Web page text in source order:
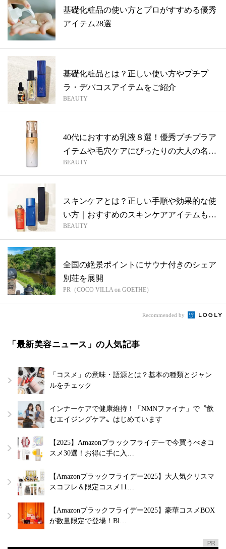
基礎化粧品の使い方とプロがすすめる優秀
アイテム28選
基礎化粧品とは？正しい使い方やプチプ
ラ・デパコスアイテムをご紹介
BEAUTY
40代におすすめ乳液８選！優秀プチプラア
イテムや毛穴ケアにぴったりの大人の名品
を...
BEAUTY
スキンケアとは？正しい手順や効果的な使
い方｜おすすめのスキンケアアイテムもご
紹介
BEAUTY
全国の絶景ポイントにサウナ付きのシェア
別荘を展開
PR（COCO VILLA on GOETHE）
Recommended by
「最新美容ニュース」の人気記事
「コスメ」の意味・語源とは？基本の種類とジャン
ルをチェック
インナーケアで健康維持！「NMNファイナ」で〝飲
むエイジングケア〟はじめています
【2025】Amazonブラックフライデーで今買うべきコ
スメ30選！お得に手に入…
【Amazonブラックフライデー2025】大人気クリスマ
スコフレ＆限定コスメ11…
【Amazonブラックフライデー2025】豪華コスメBOX
が数量限定で登場！Bl…